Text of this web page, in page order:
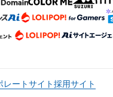
レートサイト採用サイト